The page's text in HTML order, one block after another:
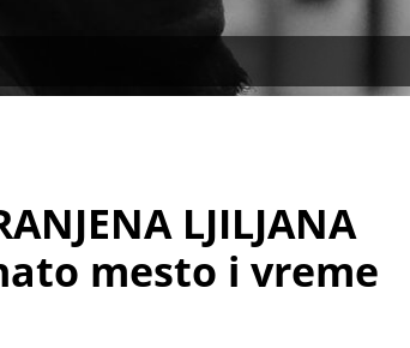
LJILJANA
mesto i vreme